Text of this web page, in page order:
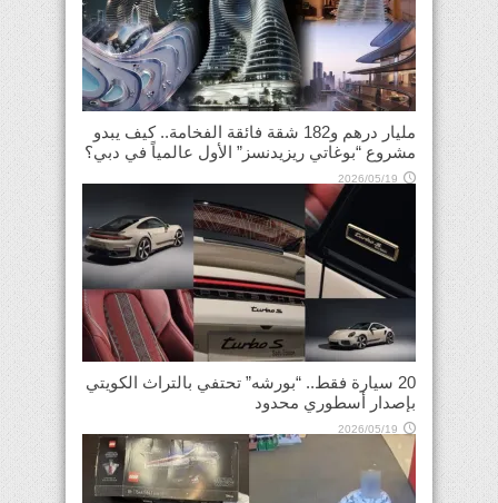
مليار درهم و182 شقة فائقة الفخامة.. كيف يبدو
مشروع “بوغاتي ريزيدنسز” الأول عالمياً في دبي؟
2026/05/19
20 سيارة فقط.. “بورشه” تحتفي بالتراث الكويتي
بإصدار أسطوري محدود
2026/05/19